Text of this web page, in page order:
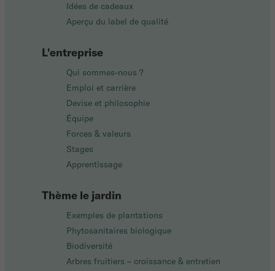
Idées de cadeaux
Aperçu du label de qualité
L'entreprise
Qui sommes-nous ?
Emploi et carrière
Devise et philosophie
Équipe
Forces & valeurs
Stages
Apprentissage
Thème le jardin
Exemples de plantations
Phytosanitaires biologique
Biodiversité
Arbres fruitiers – croissance & entretien